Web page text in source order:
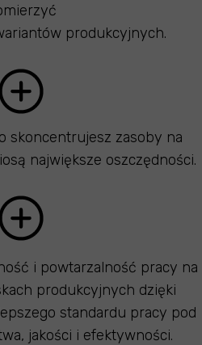
produkcyjnych.
i powtarzalność pracy na
produkcyjnych dzięki
standardu pracy pod
jakości i efektywności.
skoncentrujesz zasoby na
największe oszczędności.